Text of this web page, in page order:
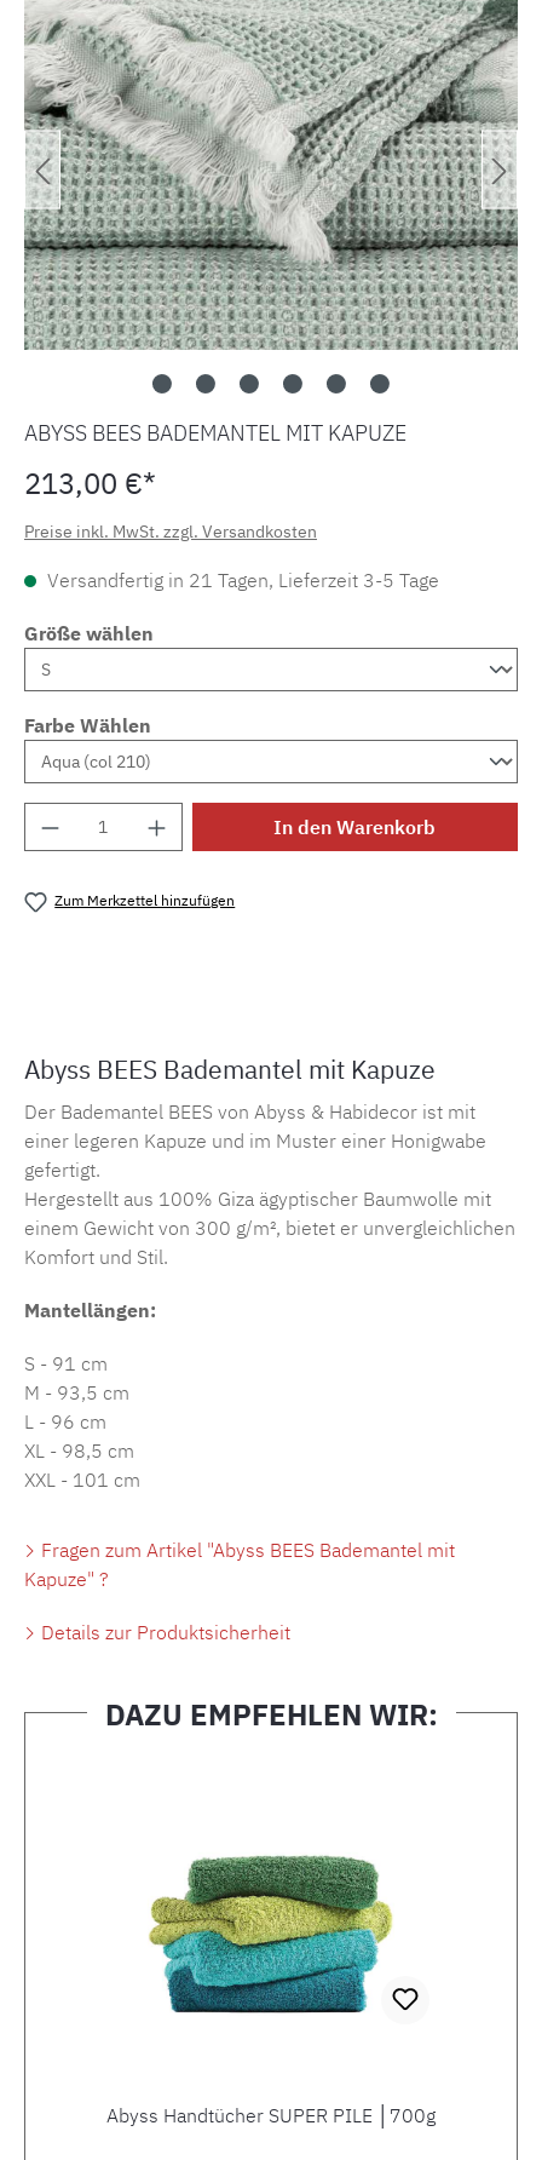
ABYSS BEES BADEMANTEL MIT KAPUZE
213,00 €*
Preise inkl. MwSt. zzgl. Versandkosten
Versandfertig in 21 Tagen, Lieferzeit 3-5 Tage
Größe wählen
Farbe Wählen
Produkt Anzahl: Gib den gewünschten
In den Warenkorb
Zum Merkzettel hinzufügen
Abyss BEES Bademantel mit Kapuze
Der Bademantel BEES von Abyss & Habidecor ist mit
einer legeren Kapuze und im Muster einer Honigwabe
gefertigt.
Hergestellt aus 100% Giza ägyptischer Baumwolle mit
einem Gewicht von 300 g/m², bietet er unvergleichlichen
Komfort und Stil.
Mantellängen:
S - 91 cm
M - 93,5 cm
L - 96 cm
XL - 98,5 cm
XXL - 101 cm
Fragen zum Artikel "Abyss BEES Bademantel mit
Kapuze" ?
Details zur Produktsicherheit
DAZU EMPFEHLEN WIR:
Abyss Handtücher SUPER PILE │700g